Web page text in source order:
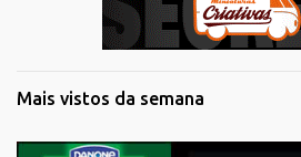
Mais vistos da semana